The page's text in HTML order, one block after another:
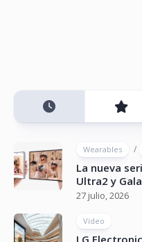
Wearables /
La nueva
Ultra2 y
27 julio, 2026
Vídeo